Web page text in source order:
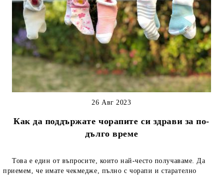
Как да поддържате чорапите си здрави за по-
дълго време
26 Авг 2023
Това е един от въпросите, които най-често получаваме. Да
приемем, че имате чекмедже, пълно с чорапи и старателно